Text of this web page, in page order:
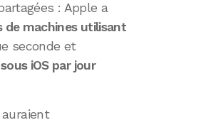
: Apple a
de machines utilisant
seconde et
iOS par jour